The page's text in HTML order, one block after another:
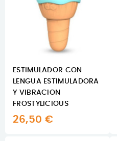
ESTIMULADOR CON
LENGUA ESTIMULADORA
Y VIBRACION
FROSTYLICIOUS
26,50 €